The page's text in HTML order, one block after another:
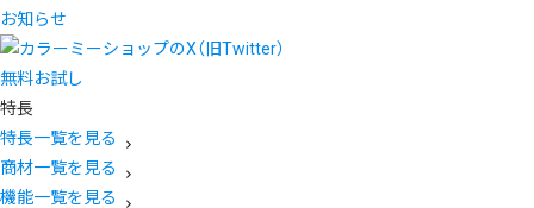
お知らせ
無料お試し
特長
特長一覧を見る
商材一覧を見る
機能一覧を見る